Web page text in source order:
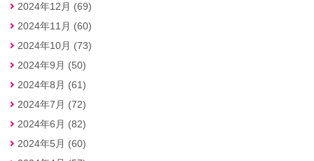
2024年12月 (69)
2024年11月 (60)
2024年10月 (73)
2024年9月 (50)
2024年8月 (61)
2024年7月 (72)
2024年6月 (82)
2024年5月 (60)